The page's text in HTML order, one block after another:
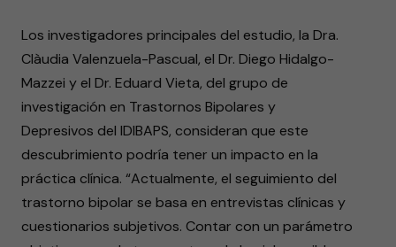
Los investigadores principales del estudio, la Dra.
Clàudia Valenzuela-Pascual, el Dr. Diego Hidalgo-
Mazzei y el Dr. Eduard Vieta, del grupo de
investigación en Trastornos Bipolares y
Depresivos del IDIBAPS, consideran que este
descubrimiento podría tener un impacto en la
práctica clínica. “Actualmente, el seguimiento del
trastorno bipolar se basa en entrevistas clínicas y
cuestionarios subjetivos. Contar con un parámetro